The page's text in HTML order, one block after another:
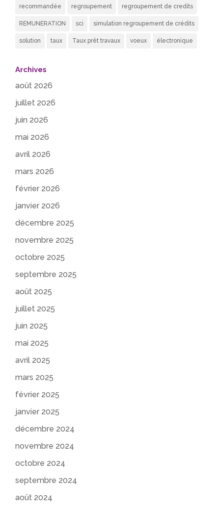
recommandée regroupement regroupement de credits
REMUNERATION sci simulation regroupement de crédits
solution taux Taux prêt travaux voeux électronique
Archives
août 2026
juillet 2026
juin 2026
mai 2026
avril 2026
mars 2026
février 2026
janvier 2026
décembre 2025
novembre 2025
octobre 2025
septembre 2025
août 2025
juillet 2025
juin 2025
mai 2025
avril 2025
mars 2025
février 2025
janvier 2025
décembre 2024
novembre 2024
octobre 2024
septembre 2024
août 2024